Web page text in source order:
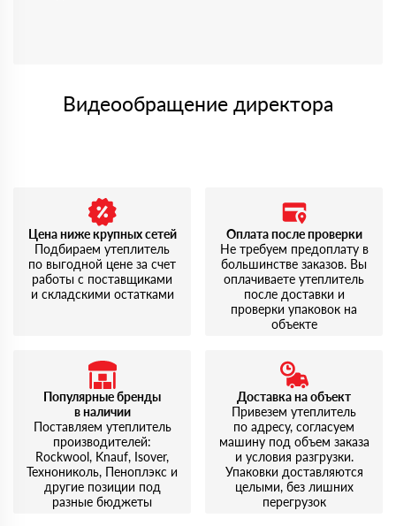
Видеообращение директора
Цена ниже крупных сетей
Подбираем утеплитель
по выгодной цене за счет
работы с поставщиками
и складскими остатками
Оплата после проверки
Не требуем предоплату в
большинстве заказов. Вы
оплачиваете утеплитель
после доставки и
проверки упаковок на
объекте
Популярные бренды
в наличии
Поставляем утеплитель
производителей:
Rockwool, Knauf, Isover,
Технониколь, Пеноплэкс и
другие позиции под
разные бюджеты
Доставка на объект
Привезем утеплитель
по адресу, согласуем
машину под объем заказа
и условия разгрузки.
Упаковки доставляются
целыми, без лишних
перегрузок